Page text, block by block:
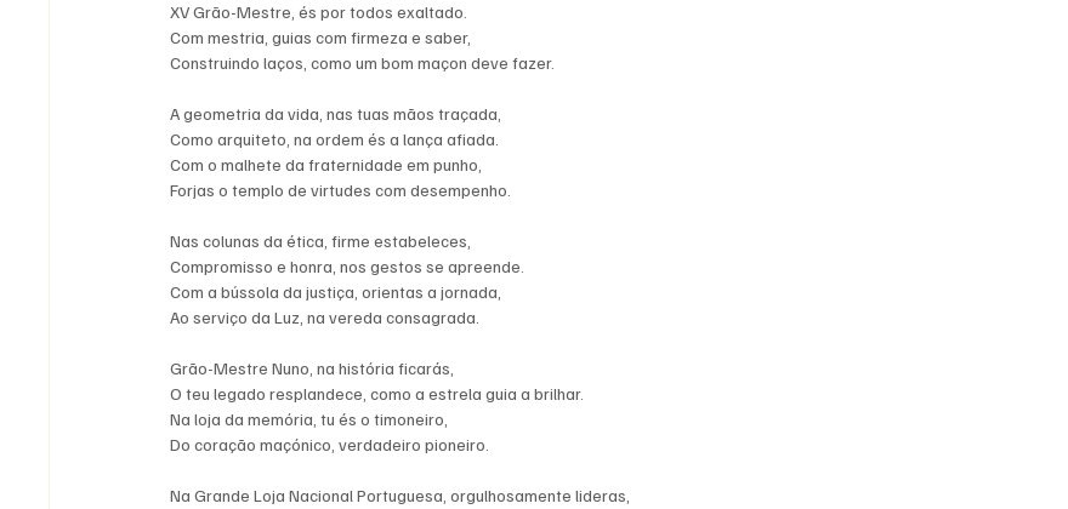
XV Grão-Mestre, és por todos exaltado.
Com mestria, guias com firmeza e saber,
Construindo laços, como um bom maçon deve fazer.
A geometria da vida, nas tuas mãos traçada,
Como arquiteto, na ordem és a lança afiada.
Com o malhete da fraternidade em punho,
Forjas o templo de virtudes com desempenho.
Nas colunas da ética, firme estabeleces,
Compromisso e honra, nos gestos se apreende.
Com a bússola da justiça, orientas a jornada,
Ao serviço da Luz, na vereda consagrada.
Grão-Mestre Nuno, na história ficarás,
O teu legado resplandece, como a estrela guia a brilhar.
Na loja da memória, tu és o timoneiro,
Do coração maçónico, verdadeiro pioneiro.
Na Grande Loja Nacional Portuguesa, orgulhosamente lideras,